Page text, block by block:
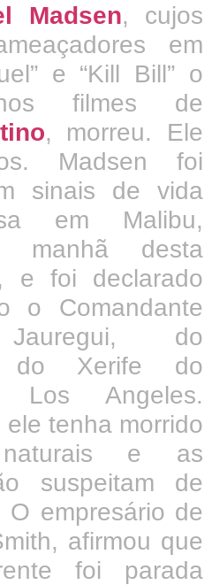
Madsen, cujos
em
e “Kill Bill” o
filmes de
, morreu. Ele
Madsen foi
sinais de vida
em Malibu,
manhã desta
e foi declarado
o Comandante
Jauregui, do
do Xerife do
Los Angeles.
tenha morrido
e as
suspeitam de
O empresário de
afirmou que
foi parada